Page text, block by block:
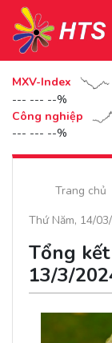
MXV-Index
--- --- --%
Công nghiệp
--- --- --%
Trang chủ
Thứ Năm, 14/
Tổng
13/3/